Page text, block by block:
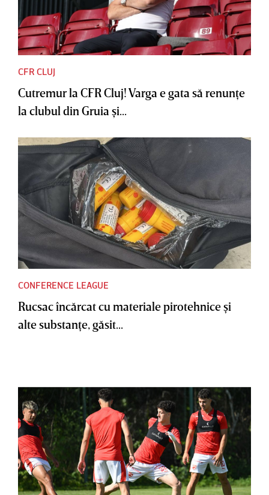
CFR CLUJ
Cutremur la CFR Cluj! Varga e gata să renunţe
la clubul din Gruia şi...
CONFERENCE LEAGUE
Rucsac încărcat cu materiale pirotehnice şi
alte substanţe, găsit...